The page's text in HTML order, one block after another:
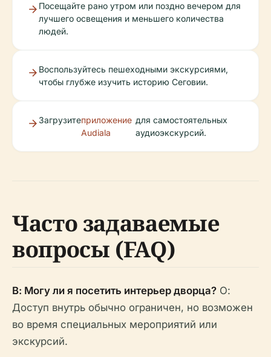
Посещайте рано утром или поздно вечером для
лучшего освещения и меньшего количества
людей.
Воспользуйтесь пешеходными экскурсиями,
чтобы глубже изучить историю Сеговии.
Загрузитеприложение
Audiala
для самостоятельных
аудиоэкскурсий.
Часто задаваемые
вопросы (FAQ)
В: Могу ли я посетить интерьер дворца? О:
Доступ внутрь обычно ограничен, но возможен
во время специальных мероприятий или
экскурсий.